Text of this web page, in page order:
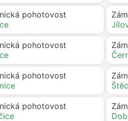
pohotovost
pohotovost
pohotovost
pohotovost